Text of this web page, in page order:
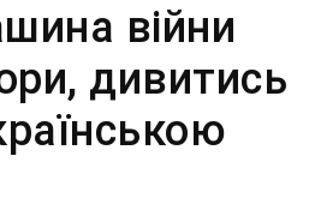
війни
дивитись